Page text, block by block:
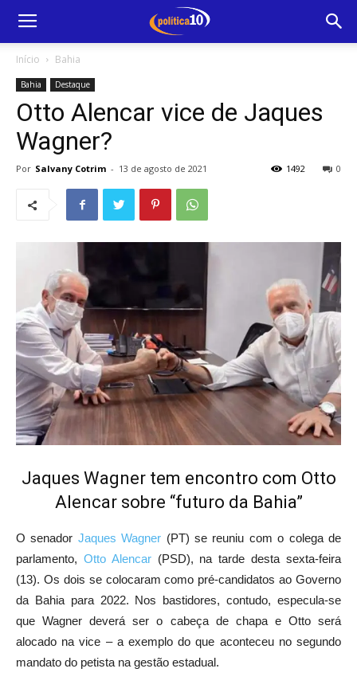
Início Bahia
Bahia Destaque
Otto Alencar vice de Jaques
Wagner?
Por Salvany Cotrim - 13 de agosto de 2021 0
1492
Jaques Wagner tem encontro com Otto
Alencar sobre “futuro da Bahia”
O senador Jaques Wagner (PT) se reuniu com o colega de
parlamento, Otto Alencar(PSD), na tarde desta sexta-feira
(13). Os dois se colocaram como pré-candidatos ao Governo
da Bahia para 2022. Nos bastidores, contudo, especula-se
que Wagner deverá ser o cabeça de chapa e Otto será
alocado na vice – a exemplo do que aconteceu no segundo
mandato do petista na gestão estadual.